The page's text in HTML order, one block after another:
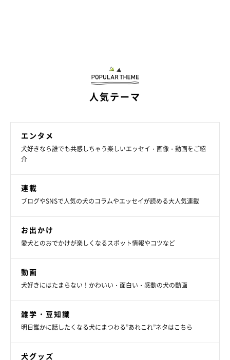
「唯一無二の存在」
人気テーマ
エンタメ
犬好きなら誰でも共感しちゃう楽しいエッセイ・画像・動画をご紹
介
連載
ブログやSNSで人気の犬のコラムやエッセイが読める大人気連載
お出かけ
愛犬とのおでかけが楽しくなるスポット情報やコツなど
動画
犬好きにはたまらない！かわいい・面白い・感動の犬の動画
雑学・豆知識
明日誰かに話したくなる犬にまつわる”あれこれ”ネタはこちら
犬グッズ